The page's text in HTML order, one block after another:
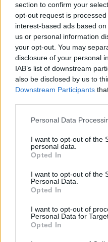
section to confirm your
opt-out request is
interest-based ads based
us or personal information
your opt-out. You may
disclosure of your personal
IAB’s list of downstream
also be disclosed by us to
Downstream Participants
Personal Data
I want to opt-out of the
personal data.
Opted In
I want to opt-out of the
Personal Data.
Opted In
I want to opt-out of
Personal Data for
Opted In
Sadepäivien
aikaisempina
Entä muut
Tammikuussa
Huhtikuussa